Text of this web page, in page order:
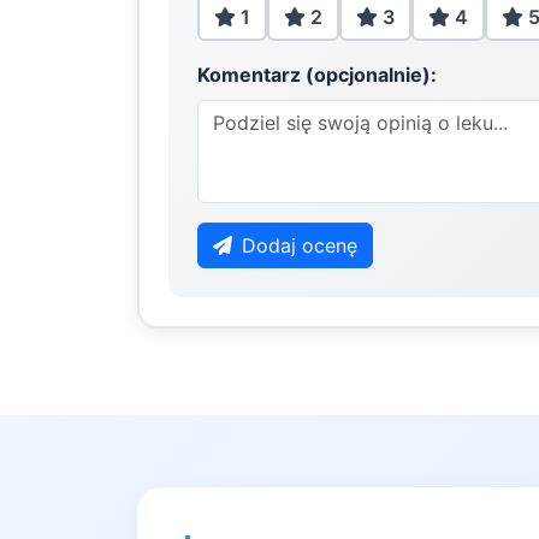
1 2 3 4 5
Komentarz (opcjonalnie):
Dodaj ocenę